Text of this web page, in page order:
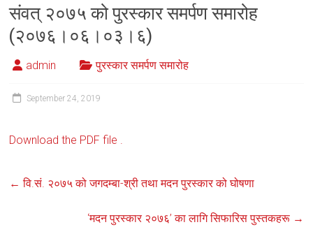
संवत् २०७५ को पुरस्कार समर्पण समारोह
(२०७६।०६।०३।६)
admin पुरस्कार समर्पण समारोह
September 24, 2019
Download the PDF file .
← वि.सं. २०७५ को जगदम्बा-श्री तथा मदन पुरस्कार को घोषणा
‘मदन पुरस्कार २०७६’ का लागि सिफारिस पुस्तकहरू →